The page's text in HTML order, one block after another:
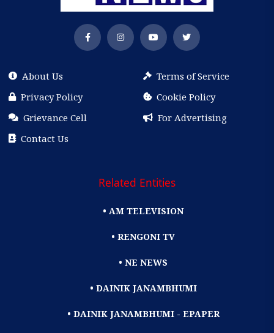
About Us
Terms of Service
Privacy Policy
Cookie Policy
Grievance Cell
For Advertising
Contact Us
Related Entities
• AM TELEVISION
• RENGONI TV
• NE NEWS
• DAINIK JANAMBHUMI
• DAINIK JANAMBHUMI - EPAPER